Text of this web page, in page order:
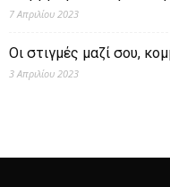
7 Απριλίου 2023
Οι στιγμές μαζί σου,
3 Απριλίου 2023